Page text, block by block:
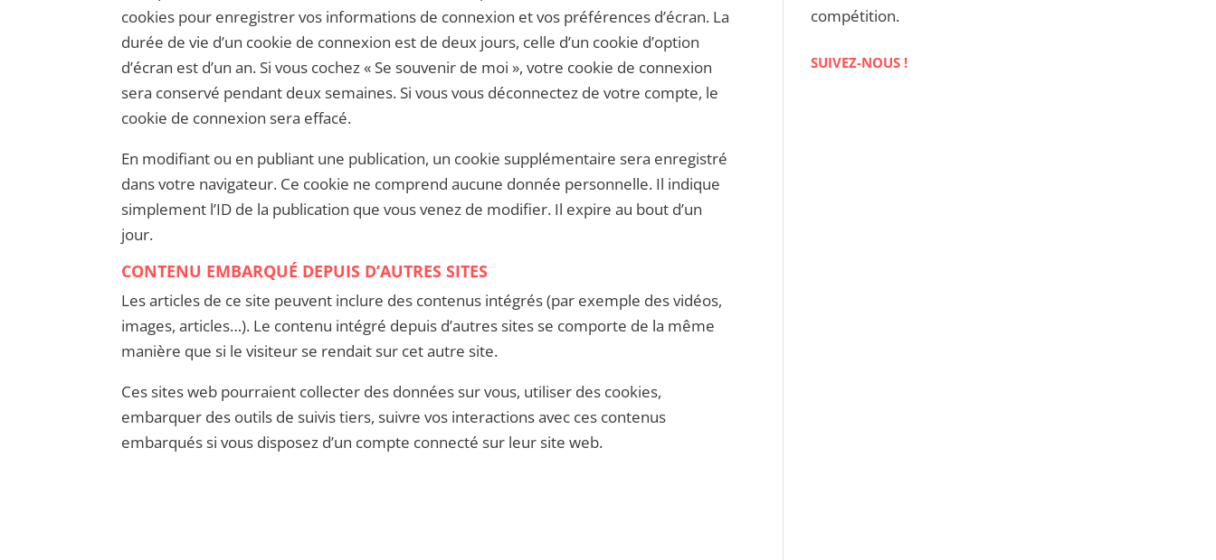
cookies pour enregistrer vos informations de connexion et vos préférences d’écran. La
durée de vie d’un cookie de connexion est de deux jours, celle d’un cookie d’option
d’écran est d’un an. Si vous cochez « Se souvenir de moi », votre cookie de connexion
sera conservé pendant deux semaines. Si vous vous déconnectez de votre compte, le
cookie de connexion sera effacé.
En modifiant ou en publiant une publication, un cookie supplémentaire sera enregistré
dans votre navigateur. Ce cookie ne comprend aucune donnée personnelle. Il indique
simplement l’ID de la publication que vous venez de modifier. Il expire au bout d’un
jour.
CONTENU EMBARQUÉ DEPUIS D’AUTRES SITES
Les articles de ce site peuvent inclure des contenus intégrés (par exemple des vidéos,
images, articles…). Le contenu intégré depuis d’autres sites se comporte de la même
manière que si le visiteur se rendait sur cet autre site.
Ces sites web pourraient collecter des données sur vous, utiliser des cookies,
embarquer des outils de suivis tiers, suivre vos interactions avec ces contenus
embarqués si vous disposez d’un compte connecté sur leur site web.
compétition.
SUIVEZ-NOUS !